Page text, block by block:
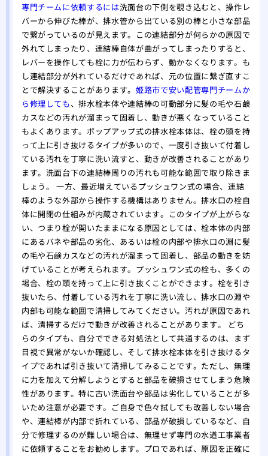
専門チームに依頼するには洗面台の下側を覗き込むと、操作レ
バーから伸びた棒が、排水管から出ている別の棒と小さな部品
で繋がっているのが見えます。この連結部分が何らかの原因で
外れてしまったり、連結棒自体が曲がってしまったりすると、
レバーを操作しても栓に力が伝わらず、動かなくなります。も
し連結部分が外れているだけであれば、元の位置に繋ぎ直すこ
とで解決することがあります。姫路市で安い配管専門チームか
ら修理しても、排水栓本体や連結棒の可動部分に髪の毛や石鹸
カスなどの汚れが溜まって固着し、動きが悪くなっていること
もよくあります。ポップアップ式の排水栓本体は、栓の頭を持
って上に引き抜けるタイプが多いので、一度引き抜いて付着し
ている汚れを丁寧に洗い流すと、動きが改善されることがあり
ます。洗面台下の連結棒周りの汚れも可能な範囲で取り除きま
しょう。 一方、最近増えているプッシュワン式の場合、連結
棒のような外部から操作する機構はありません。排水口の栓自
体に開閉の仕組みが内蔵されています。このタイプが上がらな
い、つまり栓が開いたままになる原因としては、栓本体の内部
にあるバネや部品の劣化、あるいは栓の内部や排水口の淵に髪
の毛や石鹸カスなどの汚れが溜まって固着し、部品の動きを妨
げていることが考えられます。プッシュワン式の栓も、多くの
場合、栓の頭を持って上に引き抜くことができます。栓を引き
抜いたら、付着している汚れを丁寧に洗い流し、排水口の淵や
内部も可能な範囲で清掃してみてください。汚れが原因であれ
ば、清掃するだけで動きが改善されることがあります。 どち
らのタイプも、自分でできる対処法として共通するのは、まず
目視で異常がないか確認し、そして排水栓本体を引き抜けるタ
イプであれば引き抜いて清掃してみることです。ただし、無理
に力を加えて分解しようとすると部品を破損させてしまう危険
性があります。特に古い洗面台や部品は劣化していることが多
いため注意が必要です。ご自身で色々試しても改善しない場合
や、連結棒が内部で折れている、部品が破損しているなど、自
分で修理するのが難しい場合は、無理せず専門の水道工事業者
に依頼することをお勧めします。プロであれば、原因を正確に